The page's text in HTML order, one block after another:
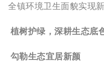
全镇环境卫生面貌实现新
植树护绿，深耕生态底
勾勒生态宜居新颜